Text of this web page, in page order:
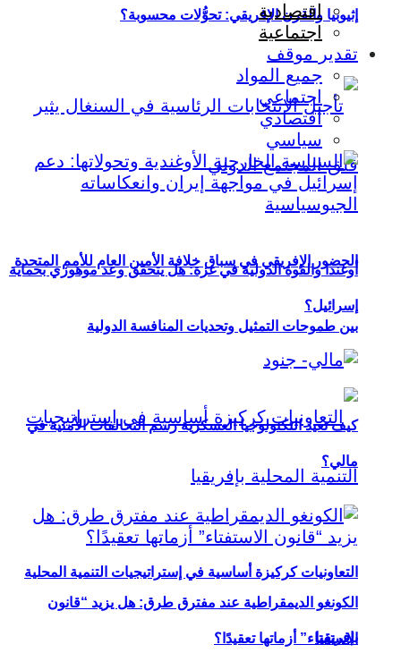
إثيوبيا والقرن الإفريقي: تحوُّلات محسوبة؟
الحضور الإفريقي في سباق خلافة الأمين العام للأمم المتحدة
بين طموحات التمثيل وتحديات المنافسة الدولية
التعاونيات كركيزة أساسية في إستراتيجيات التنمية المحلية
بإفريقيا
اقتصادية
اجتماعية
تقدير موقف
جميع المواد
اجتماعي
اقتصادي
سياسي
أوغندا والقوة الدولية في غزة: هل يتحقق وعد موهوزي بحماية
إسرائيل؟
كيف تعيد التكنولوجيا العسكرية رسم التحالفات الأمنية في
مالي؟
الكونغو الديمقراطية عند مفترق طرق: هل يزيد “قانون
الاستفتاء” أزماتها تعقيدًا؟